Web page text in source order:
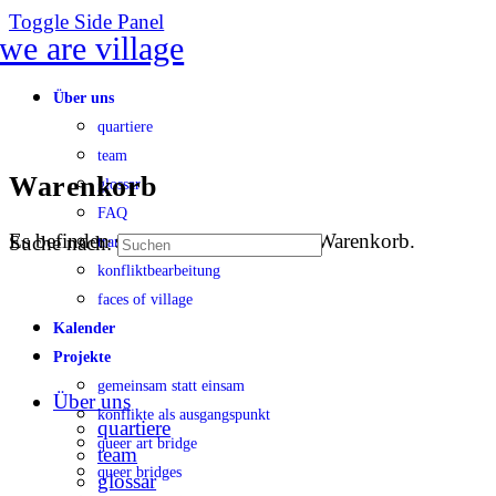
Toggle Side Panel
Über uns
quartiere
team
glossar
FAQ
transparenz
konfliktbearbeitung
faces of village
Kalender
Projekte
gemeinsam statt einsam
konflikte als ausgangspunkt
queer art bridge
queer bridges
Warenkorb
Es befinden sich keine Produkte im Warenkorb.
Suche nach:
Über uns
quartiere
team
glossar